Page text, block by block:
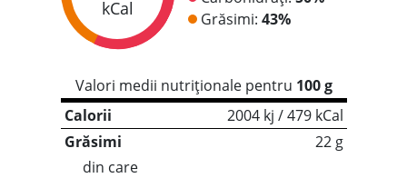
kCal
Grăsimi: 43%
Valori medii nutriționale pentru 100 g
Calorii
2004 kj / 479 kCal
Grăsimi
22 g
din care